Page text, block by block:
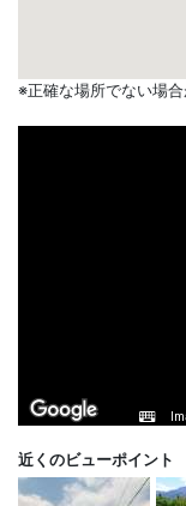
※正確な場所でない場
近くのビューポイント